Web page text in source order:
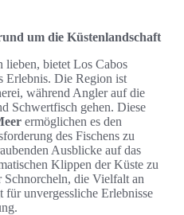
um die Küstenlandschaft
lieben, bietet Los Cabos
Erlebnis. Die Region ist
während Angler auf die
Schwertfisch gehen. Diese
ermöglichen es den
des Fischens zu
Ausblicke auf das
Klippen der Küste zu
die Vielfalt an
unvergessliche Erlebnisse